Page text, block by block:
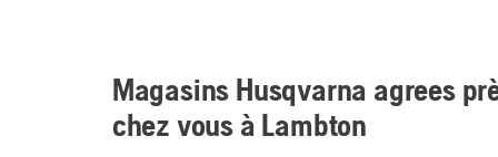
Magasins Husqvarna agrees
chez vous à Lambton